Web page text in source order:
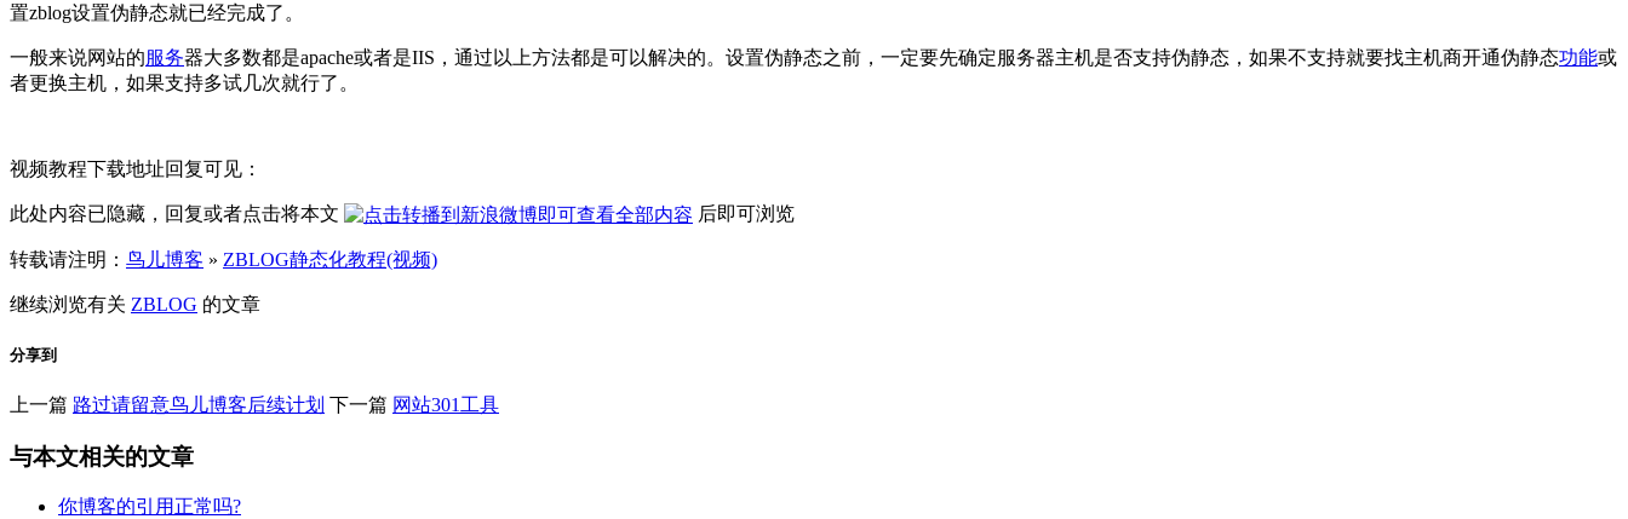
置zblog设置伪静态就已经完成了。
一般来说网站的服务器大多数都是apache或者是IIS，通过以上方法都是可以解决的。设置伪静态之前，一定要先确定服务器主机是否支持伪静态，如果不支持就要找主机商开通伪静态功能或
者更换主机，如果支持多试几次就行了。
视频教程下载地址回复可见：
此处内容已隐藏，回复或者点击将本文 后即可浏览
转载请注明： 鸟儿博客 » ZBLOG静态化教程(视频)
继续浏览有关 ZBLOG 的文章
分享到
上一篇 路过请留意鸟儿博客后续计划 下一篇 网站301工具
与本文相关的文章
你博客的引用正常吗?